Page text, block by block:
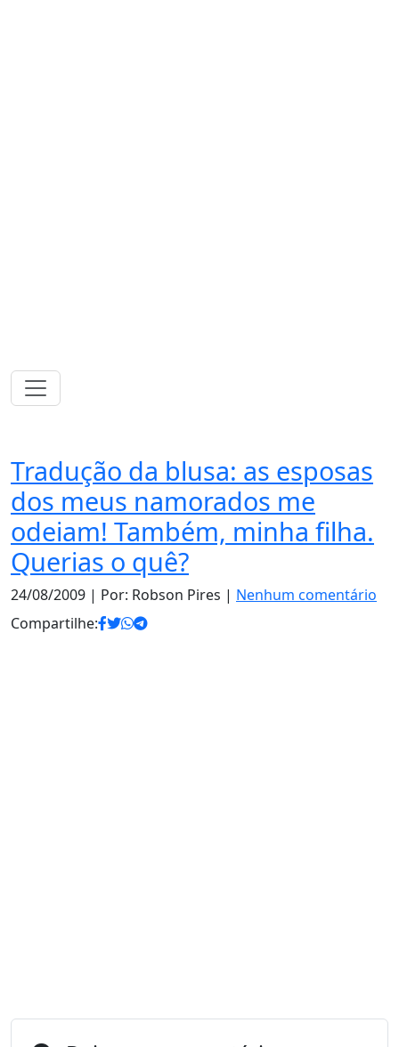
Tradução da blusa: as esposas
dos meus namorados me
odeiam! Também, minha filha.
Querias o quê?
24/08/2009 | Por: Robson Pires | Nenhum comentário
Compartilhe: